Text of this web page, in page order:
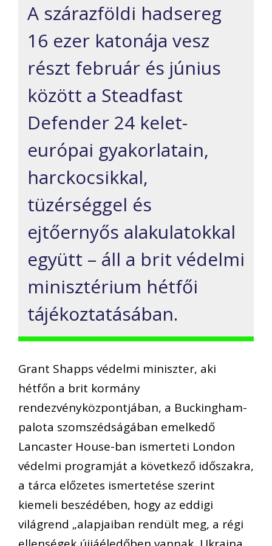
A szárazföldi hadsereg
16 ezer katonája vesz
részt február és június
között a Steadfast
Defender 24 kelet-
európai gyakorlatain,
harckocsikkal,
tüzérséggel és
ejtőernyős alakulatokkal
együtt – áll a brit védelmi
minisztérium hétfői
tájékoztatásában.
Grant Shapps védelmi miniszter, aki
hétfőn a brit kormány
rendezvényközpontjában, a Buckingham-
palota szomszédságában emelkedő
Lancaster House-ban ismerteti London
védelmi programját a következő időszakra,
a tárca előzetes ismertetése szerint
kiemeli beszédében, hogy az eddigi
világrend „alapjaiban rendült meg, a régi